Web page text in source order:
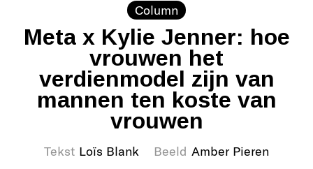
Column
Meta x Kylie Jenner: hoe
vrouwen het
verdienmodel zijn van
mannen ten koste van
vrouwen
Tekst Loïs Blank Beeld Amber Pieren